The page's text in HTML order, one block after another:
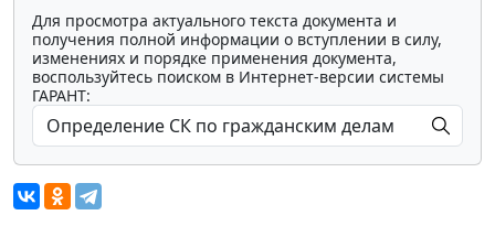
Для просмотра актуального текста документа и
получения полной информации о вступлении в силу,
изменениях и порядке применения документа,
воспользуйтесь поиском в Интернет-версии системы
ГАРАНТ: